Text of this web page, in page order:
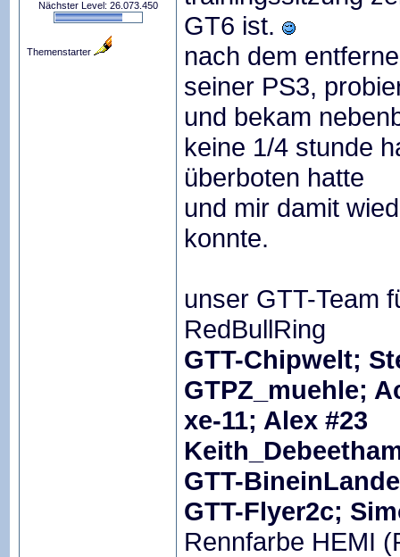
Nächster Level: 26.073.450
Themenstarter
GT6 ist.
nach dem
seiner PS3,
und bekam
keine 1/4 stunde
überboten hatte
und mir damit
konnte.
unser GTT-Team
RedBullRing
GTT-Chipwelt;
GTPZ_muehle;
xe-11; Alex #23
GTT-
GTT-Flyer2c;
Rennfarbe HEMI